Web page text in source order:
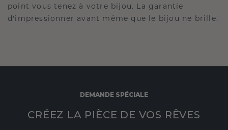
point vous tenez à votre bijou. La garantie
d'impressionner avant même que le bijou ne brille.
DEMANDE SPÉCIALE
CRÉEZ LA PIÈCE DE VOS RÊVES